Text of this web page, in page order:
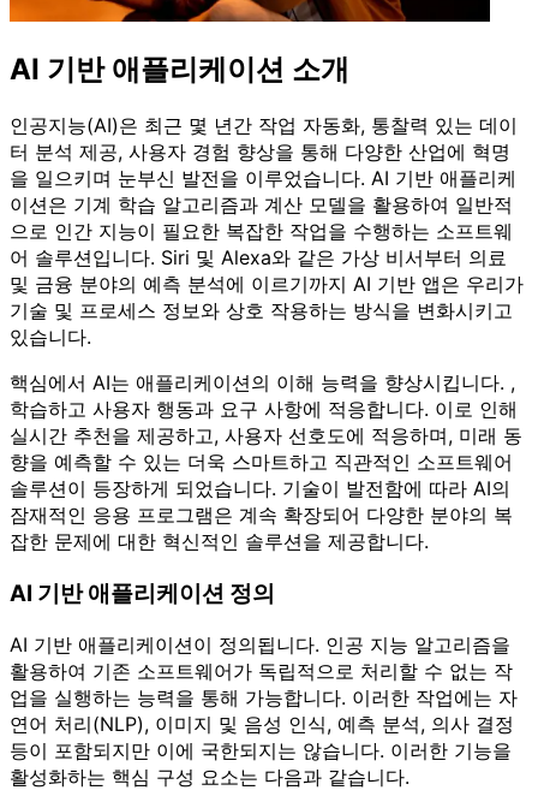
AI 기반 애플리케이션 소개
인공지능(AI)은 최근 몇 년간 작업 자동화, 통찰력 있는 데이
터 분석 제공, 사용자 경험 향상을 통해 다양한 산업에 혁명
을 일으키며 눈부신 발전을 이루었습니다. AI 기반 애플리케
이션은 기계 학습 알고리즘과 계산 모델을 활용하여 일반적
으로 인간 지능이 필요한 복잡한 작업을 수행하는 소프트웨
어 솔루션입니다. Siri 및 Alexa와 같은 가상 비서부터 의료
및 금융 분야의 예측 분석에 이르기까지 AI 기반 앱은 우리가
기술 및 프로세스 정보와 상호 작용하는 방식을 변화시키고
있습니다.
핵심에서 AI는 애플리케이션의 이해 능력을 향상시킵니다. ,
학습하고 사용자 행동과 요구 사항에 적응합니다. 이로 인해
실시간 추천을 제공하고, 사용자 선호도에 적응하며, 미래 동
향을 예측할 수 있는 더욱 스마트하고 직관적인 소프트웨어
솔루션이 등장하게 되었습니다. 기술이 발전함에 따라 AI의
잠재적인 응용 프로그램은 계속 확장되어 다양한 분야의 복
잡한 문제에 대한 혁신적인 솔루션을 제공합니다.
AI 기반 애플리케이션 정의
AI 기반 애플리케이션이 정의됩니다. 인공 지능 알고리즘을
활용하여 기존 소프트웨어가 독립적으로 처리할 수 없는 작
업을 실행하는 능력을 통해 가능합니다. 이러한 작업에는 자
연어 처리(NLP), 이미지 및 음성 인식, 예측 분석, 의사 결정
등이 포함되지만 이에 국한되지는 않습니다. 이러한 기능을
활성화하는 핵심 구성 요소는 다음과 같습니다.